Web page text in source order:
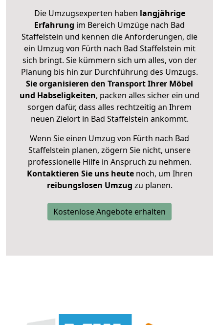
Die Umzugsexperten haben langjährige
Erfahrung im Bereich Umzüge nach Bad
Staffelstein und kennen die Anforderungen, die
ein Umzug von Fürth nach Bad Staffelstein mit
sich bringt. Sie kümmern sich um alles, von der
Planung bis hin zur Durchführung des Umzugs.
Sie organisieren den Transport Ihrer Möbel
und Habseligkeiten, packen alles sicher ein und
sorgen dafür, dass alles rechtzeitig an Ihrem
neuen Zielort in Bad Staffelstein ankommt.
Wenn Sie einen Umzug von Fürth nach Bad
Staffelstein planen, zögern Sie nicht, unsere
professionelle Hilfe in Anspruch zu nehmen.
Kontaktieren Sie uns heutenoch, um Ihren
reibungslosen Umzug zu planen.
Kostenlose Angebote erhalten